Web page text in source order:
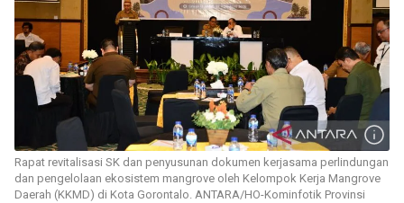
Rapat revitalisasi SK dan penyusunan dokumen kerjasama perlindungan
dan pengelolaan ekosistem mangrove oleh Kelompok Kerja Mangrove
Daerah (KKMD) di Kota Gorontalo. ANTARA/HO-Kominfotik Provinsi